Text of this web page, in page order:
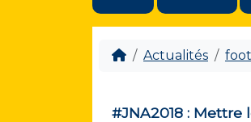
Actualités
#JNA2018 : Mettre